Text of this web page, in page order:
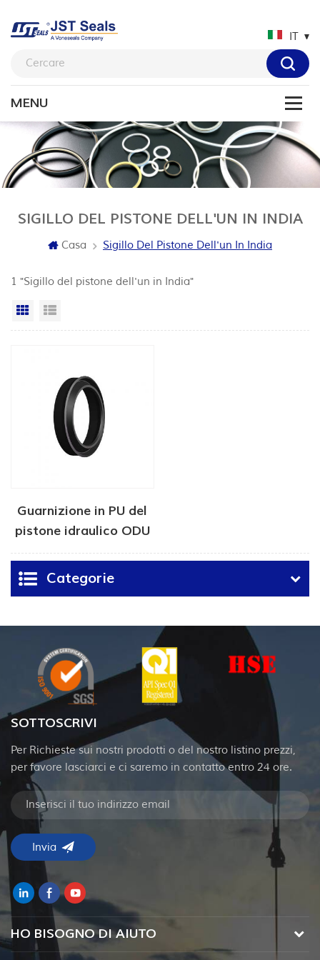
IT
SIGILLO DEL PISTONE DELL'UN IN INDIA
Casa Sigillo Del Pistone Dell'un In India
1 "Sigillo del pistone dell'un in India"
Vista a griglia
Guarnizione in PU del
pistone idraulico ODU
Categorie
SOTTOSCRIVI
Per Richieste sui nostri prodotti o del nostro listino prezzi,
per favore lasciarci e ci saremo in contatto entro 24 ore.
HO BISOGNO DI AIUTO